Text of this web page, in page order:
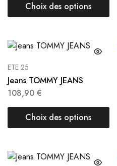
Choix des options
ETE 25
Jeans TOMMY JEANS
108,90 €
Choix des options